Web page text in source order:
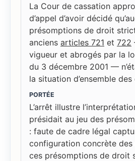
La Cour de cassation
d’appel d’avoir décidé
présomptions de droit
anciens articles 721 et 722
vigueur et abrogés par la
du 3 décembre 2001 —
la situation d’ensemble
PORTÉE
L’arrêt illustre
présidait au jeu des
: faute de cadre légal
configuration concrète des
ces présomptions de droit